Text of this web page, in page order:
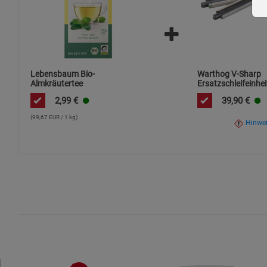
Lebensbaum Bio-
Almkräutertee
2,99 €
(99,67 EUR / 1 kg)
Warthog V-Sharp
Körnung
39,90 €